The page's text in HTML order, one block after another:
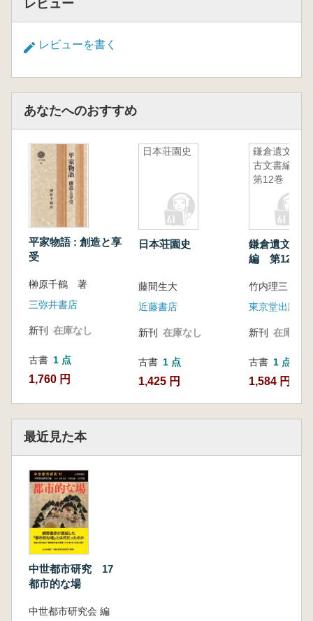
レビュー
レビューを書く
あなたへのおすすめ
平家物語 : 創造と享
受
榊原千鶴 著
三弥井書店
新刊 在庫なし
古書 1 点
1,760 円
日本荘園史
日本荘園史
藤間生大
近藤書店
新刊 在庫なし
古書 1 点
1,425 円
鎌倉遺文
古文書編
第12巻
鎌倉遺文 古
編 第12巻
竹内理三 編
東京堂出版
新刊 在庫なし
古書 1 点
1,584 円
最近見た本
中世都市研究 17
都市的な場
中世都市研究会 編